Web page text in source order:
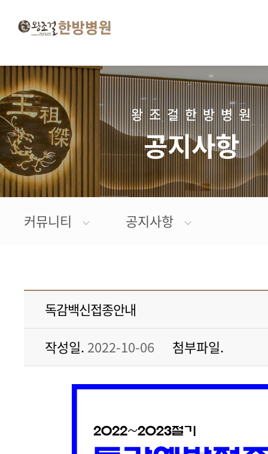
걸
한
방
병
원
왕조걸한방병원
공지사항
커뮤니티 공지사항
독감백신접종안내
작성일 2022-10-06 첨부파일